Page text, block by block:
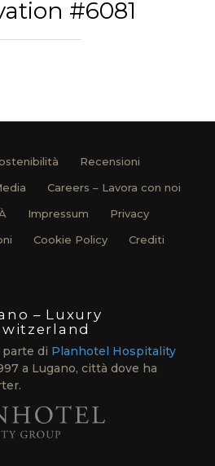
#6081
Recensioni
Careers – Lavora con noi
Impressum
Privacy
Cookie Policy Crediti
– Luxury
parte di Planhotel Hospitality
a Lugano, città dove ha